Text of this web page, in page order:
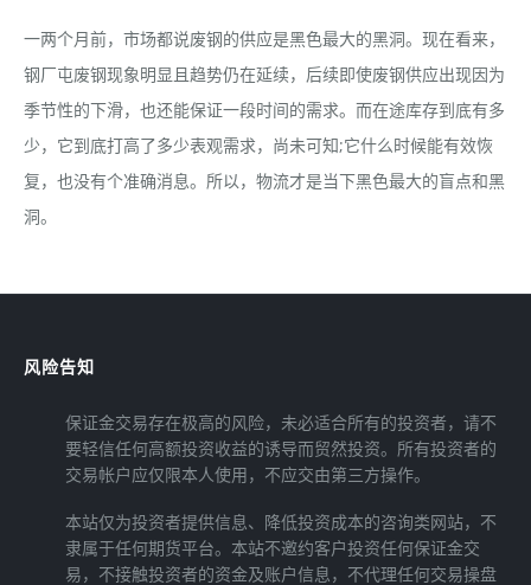
一两个月前，市场都说废钢的供应是黑色最大的黑洞。现在看来，
钢厂屯废钢现象明显且趋势仍在延续，后续即使废钢供应出现因为
季节性的下滑，也还能保证一段时间的需求。而在途库存到底有多
少，它到底打高了多少表观需求，尚未可知;它什么时候能有效恢
复，也没有个准确消息。所以，物流才是当下黑色最大的盲点和黑
洞。
风险告知
保证金交易存在极高的风险，未必适合所有的投资者，请不
要轻信任何高额投资收益的诱导而贸然投资。所有投资者的
交易帐户应仅限本人使用，不应交由第三方操作。
本站仅为投资者提供信息、降低投资成本的咨询类网站，不
隶属于任何期货平台。本站不邀约客户投资任何保证金交
易，不接触投资者的资金及账户信息，不代理任何交易操盘